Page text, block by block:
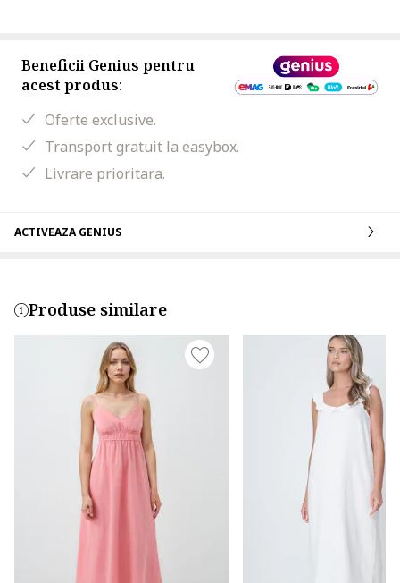
Beneficii Genius pentru
acest produs:
Oferte exclusive.
Transport gratuit la easybox.
Livrare prioritara.
ACTIVEAZA GENIUS
Produse similare